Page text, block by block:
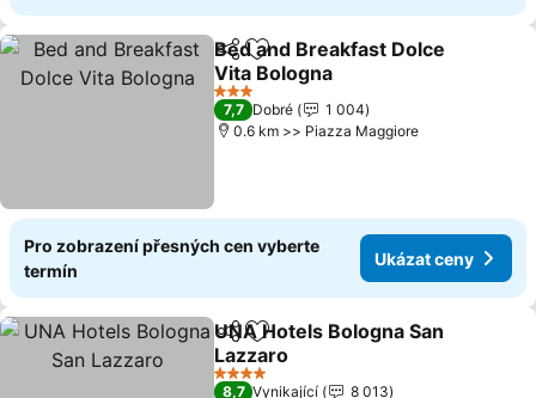
SdíletPřidat na seznam oblíbených
Bed and Breakfast Dolce
Vita Bologna
Ukázat ceny
3 Počet hvězdiček
7,7 Dobré
1 004
0.6 km >> Piazza Maggiore
Pro zobrazení přesných cen vyberte
termín
Ukázat ceny
SdíletPřidat na seznam oblíbených
UNA Hotels Bologna San
Lazzaro
Ukázat ceny
4 Počet hvězdiček
8,7 Vynikající
8 013